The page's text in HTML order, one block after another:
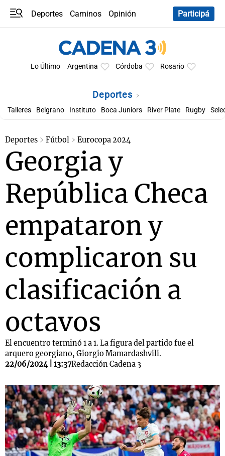
Deportes Caminos
Opinión
Participá
Lo Último Argentina Córdoba Rosario
Deportes
Talleres Belgrano Instituto Boca Juniors River Plate Rugby
Deportes Fútbol Eurocopa 2024
Georgia y
República Checa
empataron y
complicaron su
clasificación a
octavos
El encuentro terminó 1 a 1. La figura del partido fue el
arquero georgiano, Giorgio Mamardashvili.
22/06/2024 | 13:37Redacción Cadena 3